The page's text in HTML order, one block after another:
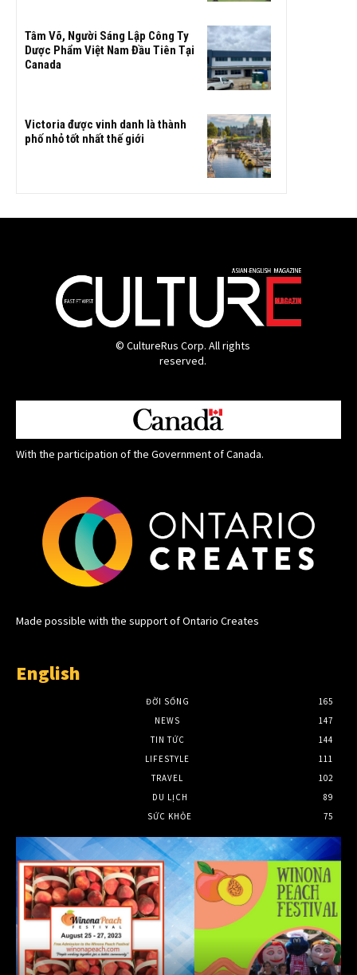
Tâm Võ, Người Sáng Lập Công Ty
Dược Phẩm Việt Nam Đầu Tiên Tại
Canada
Victoria được vinh danh là thành
phố nhỏ tốt nhất thế giới
© CultureRus Corp. All rights
reserved.
With the participation of the Government of Canada.
Made possible with the support of Ontario Creates
English
ĐỜI SỐNG
165
NEWS
147
TIN TỨC
144
LIFESTYLE
111
TRAVEL
102
DU LỊCH
89
SỨC KHỎE
75